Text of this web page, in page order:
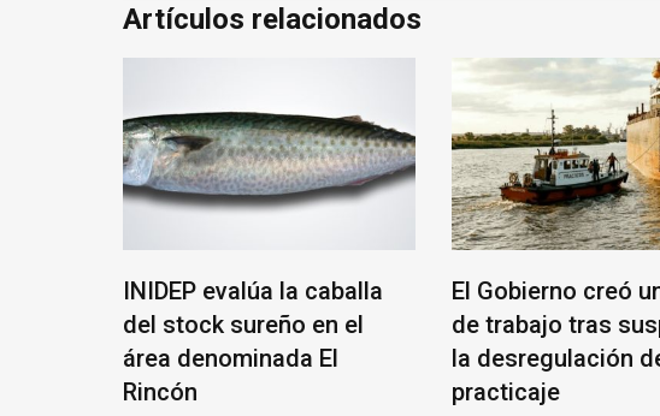
Artículos relacionados
INIDEP evalúa la caballa
del stock sureño en el
área denominada El
Rincón
El Gobierno creó
de trabajo tras
la desregulación
practicaje